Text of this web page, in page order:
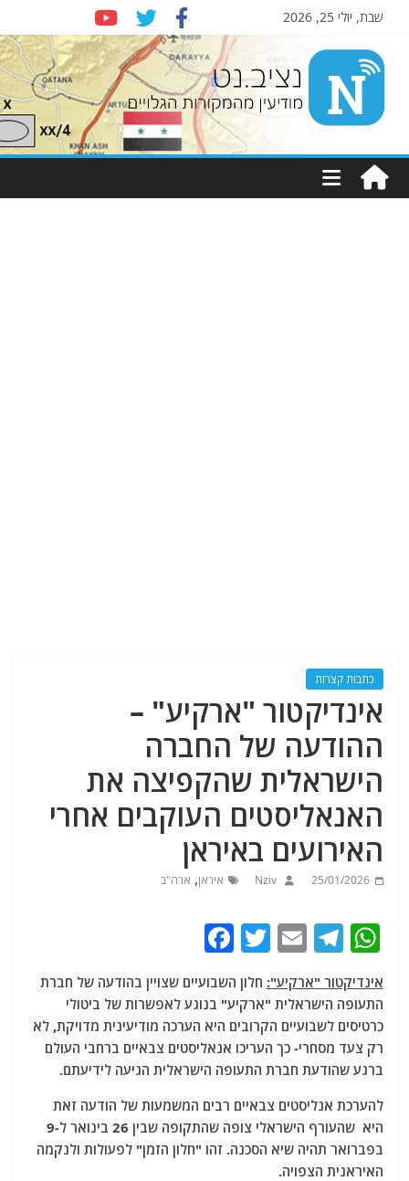
שבת, יולי 25, 2026
Nziv.net
מודיעין
מהמקורות
כתבות קצרות
אינדיקטור "ארקיע" –
ההודעה של החברה
הישראלית שהקפיצה את
האנאליסטים העוקבים אחרי
האירועים באיראן
25/01/2026
Nziv איראן, ארה"ב
W
at
s
A
p
p
T
e
g
ra
m
E
m
ai
l
T
itt
er
c
e
b
o
o
k
אינדיקטור "ארקיע": חלון השבועיים שצויין בהודעה של חברת
התעופה הישראלית "ארקיע" בנוגע לאפשרות של ביטולי
כרטיסים לשבועיים הקרובים היא הערכה מודיעינית מדויקת, לא
רק צעד מסחרי- כך העריכו אנאליסטים צבאיים ברחבי העולם
ברגע שהודעת חברת התעופה הישראלית הגיעה לידיעתם.
להערכת אנליסטים צבאיים רבים המשמעות של הודעה זאת
היא שהעורף הישראלי צופה שהתקופה שבין 26 בינואר ל-9
בפברואר תהיה שיא הסכנה. זהו "חלון הזמן" לפעולות ולנקמה
האיראנית הצפויה.